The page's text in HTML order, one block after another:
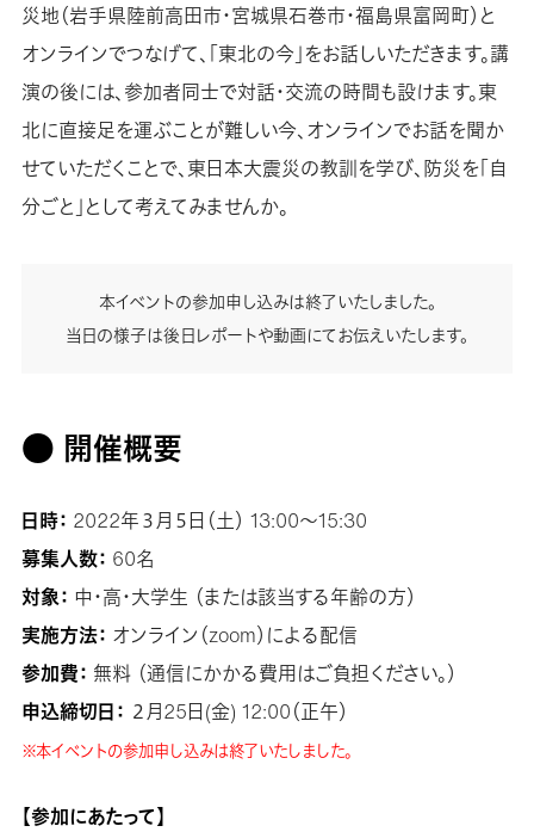
災地（岩手県陸前高田市・宮城県石巻市・福島県富岡町）と
オンラインでつなげて、「東北の今」をお話しいただきます。講
演の後には、参加者同士で対話・交流の時間も設けます。東
北に直接足を運ぶことが難しい今、オンラインでお話を聞か
せていただくことで、東日本大震災の教訓を学び、防災を「自
分ごと」として考えてみませんか。
本イベントの参加申し込みは終了いたしました。
当日の様子は後日レポートや動画にてお伝えいたします。
● 開催概要
日時： 2022年３月５日（土） 13:00〜15:30
募集人数： 60名
対象： 中・高・大学生 （または該当する年齢の方）
実施方法： オンライン（zoom）による配信
参加費： 無料 （通信にかかる費用はご負担ください。）
申込締切日： ２月25日(金) 12:00（正午）
※本イベントの参加申し込みは終了いたしました。
【参加にあたって】